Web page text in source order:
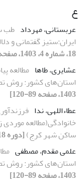
ع
عربستانی، مهرداد طب
ایران:ستیز گفتمانی و
18، شماره 4، 1403، صفحه 31-55]
عشایری، طاها مطالعه
استان‌های کشور: روش
1403، صفحه 89-120]
عطاءاللهی، ندا
خانوادگی(مطالعه
ساکن شهر کرج)[دوره 18، شماره 4، 1403، صفحه 81-104]
علمی مقدم، مصطفی
استان‌های کشور: روش
1403، صفحه 89-120]